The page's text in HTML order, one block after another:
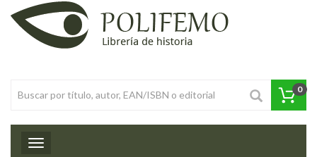
0
Toggle navigation